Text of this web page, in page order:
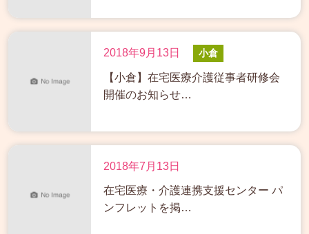
2018年9月13日 小倉
【小倉】在宅医療介護従事者研修会
開催のお知らせ…
2018年7月13日
在宅医療・介護連携支援センター パ
ンフレットを掲…